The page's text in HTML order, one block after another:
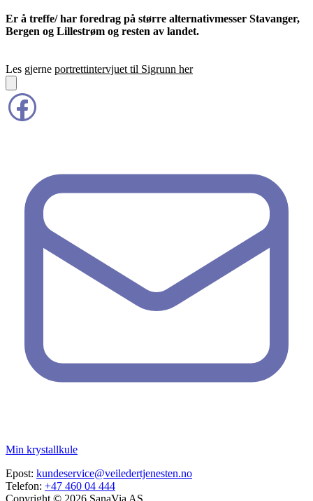
Er å treffe/ har foredrag på større alternativmesser Stavanger,
Bergen og Lillestrøm og resten av landet.
Les gjerne portrettintervjuet til Sigrunn her
Min krystallkule
Epost: kundeservice@veiledertjenesten.no
Telefon: +47 460 04 444
Copyright © 2026 SanaVia AS.